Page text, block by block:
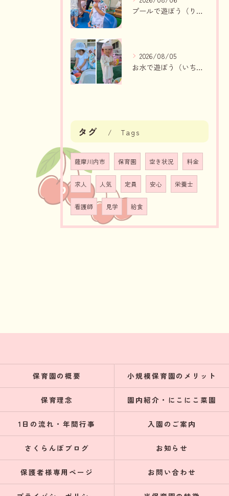
プールで遊ぼう（りんご組、いちご組）
2026/08/05
お水で遊ぼう（いちご組・りんご組）
タグ Tags
薩摩川内市 保育園 空き状況 料金
求人 人気 定員 安心 栄養士
看護師 見学 給食
保育園の概要 小規模保育園のメリット
保育理念 園内紹介・にこにこ菜園
1日の流れ・年間行事 入園のご案内
さくらんぼブログ お知らせ
保護者様専用ページ お問い合わせ